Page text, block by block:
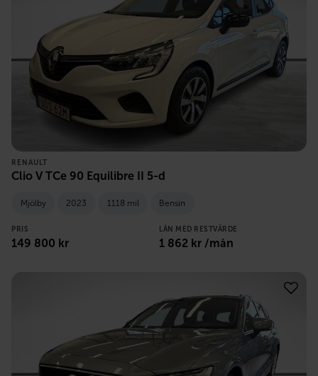
RENAULT
Clio V TCe 90 Equilibre II 5-d
Mjölby 2023 1118 mil Bensin
PRIS
149 800 kr
LÅN MED RESTVÄRDE
1 862 kr /mån